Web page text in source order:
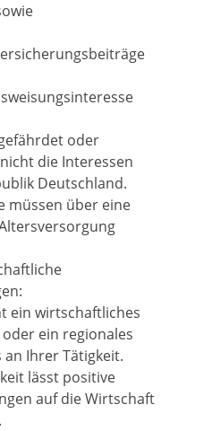
oder
die Interessen
Deutschland.
müssen über eine
ein wirtschaftliches
ein regionales
an Ihrer Tätigkeit.
lässt positive
auf die Wirtschaft